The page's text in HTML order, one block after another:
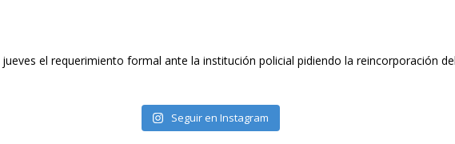
el requerimiento formal ante la institución policial pidiendo la reincorporación
Seguir en Instagram